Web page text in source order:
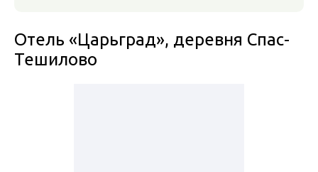
Отель «Царьград», деревня Спас-
Тешилово